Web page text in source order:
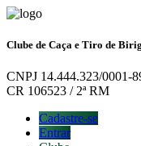
Clube de Caça e Tiro de
CNPJ 14.444.323/0001-
CR 106523 / 2ª RM
Cadastre-se
Entrar